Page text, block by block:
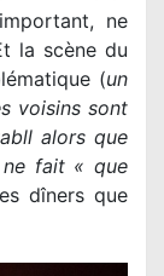
ne
la scène du
(un
voisins sont
alors que
fait « que
dîners que